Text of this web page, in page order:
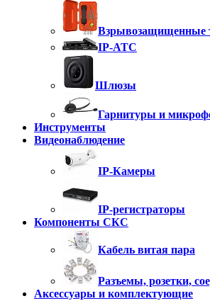
Взрывозащищенные
IP-АТС
Шлюзы
Гарнитуры и
Инструменты
Видеонаблюдение
IP-Камеры
IP-регистраторы
Компоненты СКС
Кабель витая пара
Разъемы, розетки,
Аксессуары и комплектующие